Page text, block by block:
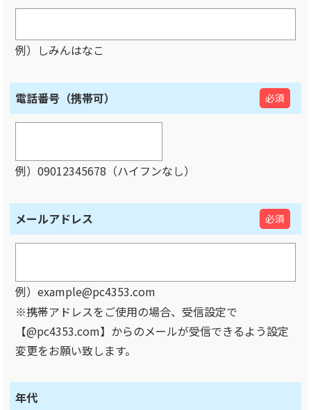
例）しみんはなこ
電話番号（携帯可） 必須
例）09012345678（ハイフンなし）
メールアドレス 必須
例）example@pc4353.com
※携帯アドレスをご使用の場合、受信設定で
【@pc4353.com】からのメールが受信できるよう設定
変更をお願い致します。
年代